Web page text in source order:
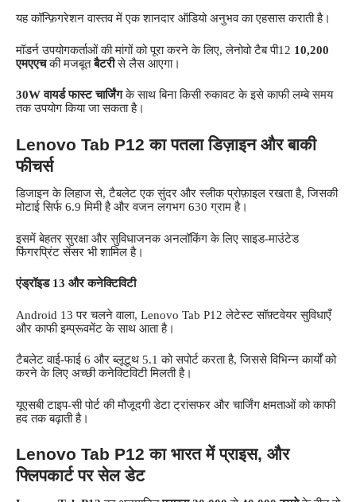
यह कॉन्फ़िगरेशन वास्तव में एक शानदार ऑडियो अनुभव का एहसास कराती है।
मॉडर्न उपयोगकर्ताओं की मांगों को पूरा करने के लिए, लेनोवो टैब पी12 10,200
एमएएचकी मजबूतबैटरीसे लैस आएगा।
30W वायर्ड फास्ट चार्जिंगके साथ बिना किसी रुकावट के इसे काफी लम्बे समय
तक उपयोग किया जा सकता है।
Lenovo Tab P12 का पतला डिज़ाइन और बाकी
फीचर्स
डिजाइन के लिहाज से, टैबलेट एक सुंदर और स्लीक प्रोफ़ाइल रखता है, जिसकी
मोटाई सिर्फ 6.9 मिमी है और वजन लगभग 630 ग्राम है।
इसमें बेहतर सुरक्षा और सुविधाजनक अनलॉकिंग के लिए साइड-माउंटेड
फिंगरप्रिंट सेंसर भी शामिल है।
एंड्रॉइड 13 और कनेक्टिविटी
Android 13 पर चलने वाला, Lenovo Tab P12 लेटेस्ट सॉफ़्टवेयर सुविधाएँ
और काफी इम्प्रूवमेंट के साथ आता है।
टैबलेट वाई-फाई 6 और ब्लूटूथ 5.1 को सपोर्ट करता है, जिससे विभिन्न कार्यों को
करने के लिए अच्छी कनेक्टिविटी मिलती है।
यूएसबी टाइप-सी पोर्ट की मौजूदगी डेटा ट्रांसफर और चार्जिंग क्षमताओं को काफी
हद तक बढ़ाती है।
Lenovo Tab P12 का भारत में प्राइस, और
फ्लिपकार्ट पर सेल डेट